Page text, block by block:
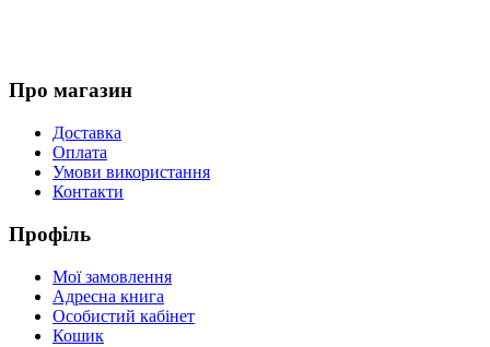
Про магазин
Доставка
Оплата
Умови використання
Контакти
Профіль
Мої замовлення
Адресна книга
Особистий кабінет
Кошик